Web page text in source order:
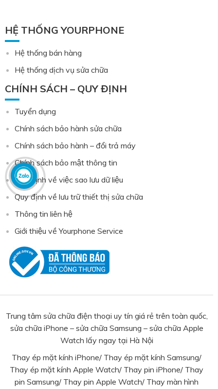
HỆ THỐNG YOURPHONE
Hệ thống bán hàng
Hệ thống dịch vụ sửa chữa
CHÍNH SÁCH – QUY ĐỊNH
Tuyển dụng
Chính sách bảo hành sửa chữa
Chính sách bảo hành – đổi trả máy
Chính sách bảo mật thông tin
Quy định về việc sao lưu dữ liệu
Quy định về lưu trữ thiết thị sửa chữa
Thông tin liên hệ
Giới thiệu về Yourphone Service
Trung tâm sửa chữa điện thoại uy tín giá rẻ trên toàn quốc,
sửa chữa iPhone – sửa chữa Samsung – sửa chữa Apple
Watch lấy ngay tại Hà Nội
Thay ép mặt kính iPhone/ Thay ép mặt kính Samsung/
Thay ép mặt kính Apple Watch/ Thay pin iPhone/ Thay
pin Samsung/ Thay pin Apple Watch/ Thay màn hình